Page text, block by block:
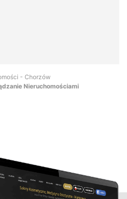
- Chorzów
Nieruchomościami